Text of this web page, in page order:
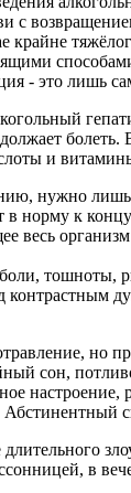
с
- это
и
нужно
норму к
весь
тошноты,
но
сон,
в